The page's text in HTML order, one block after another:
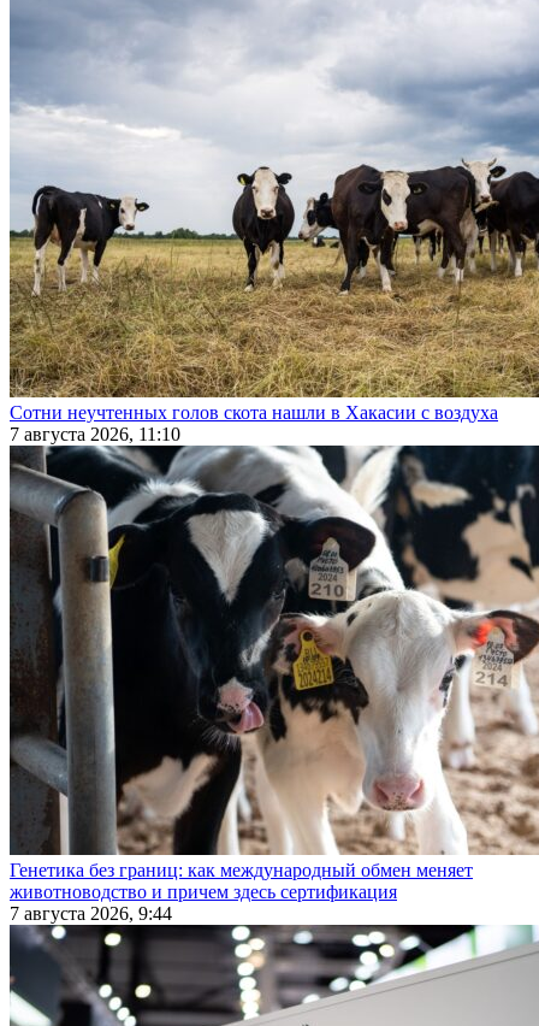
Сотни неучтенных голов скота нашли в Хакасии с воздуха
7 августа 2026, 11:10
Генетика без границ: как международный обмен меняет
животноводство и причем здесь сертификация
7 августа 2026, 9:44